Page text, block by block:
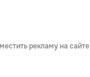
рекламу на сайте